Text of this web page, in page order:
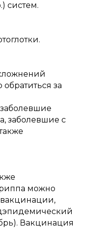
систем.
за
заболевшие с
можно
Вакцинация